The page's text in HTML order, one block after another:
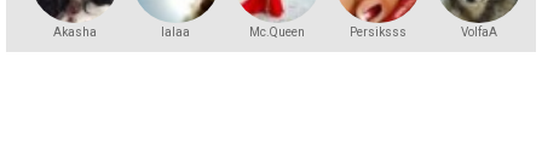
Akasha lalaa Mc.Queen Persiksss VolfaA